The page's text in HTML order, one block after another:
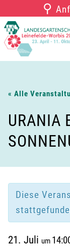
Inhalt
springen
⚲
« Alle
URANIA
Diese
21. Juli um